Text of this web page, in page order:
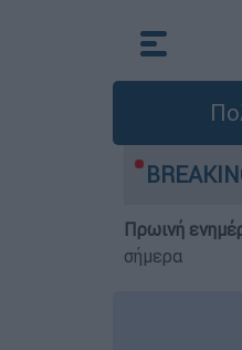
Γυναίκα
Πρωινή
σήμερα